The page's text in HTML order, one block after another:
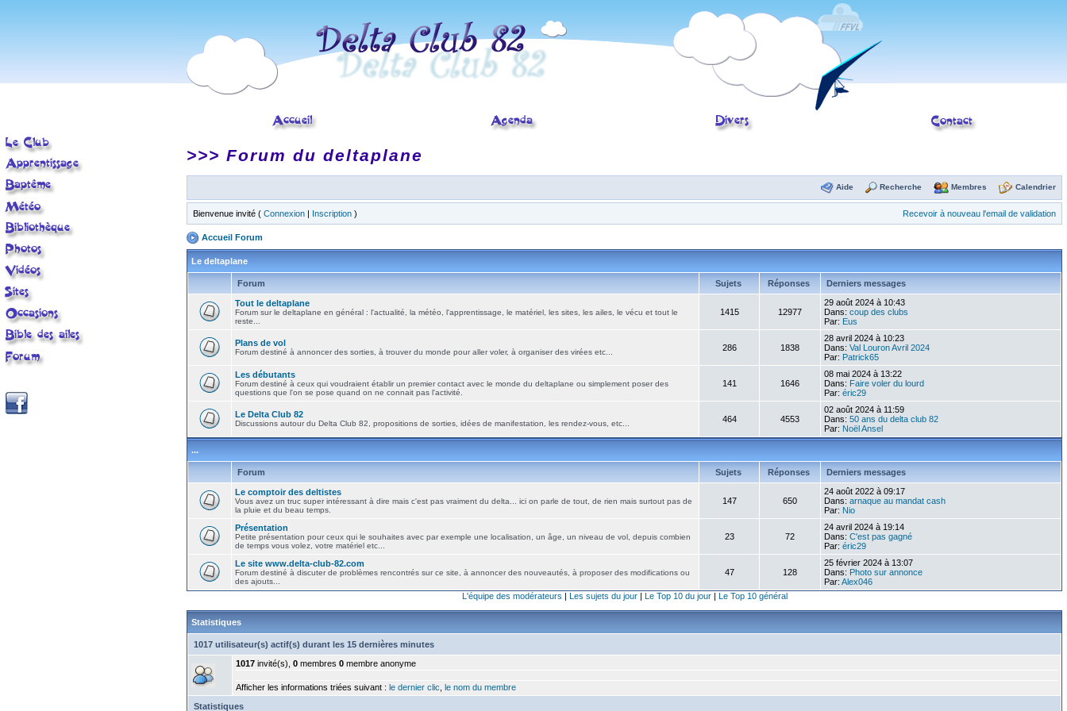
>>> Forum du deltaplane
Aide Recherche Membres Calendrier
Bienvenue invité ( Connexion | Inscription ) Recevoir à nouveau l'email de validation
Accueil Forum
Le deltaplane
Forum Sujets Réponses Derniers messages
Tout le deltaplane
Forum sur le deltaplane en général : l'actualité, la météo, l'apprentissage, le matériel, les sites, les ailes, le vécu et tout le
reste...
1415 12977
29 août 2024 à 10:43
Dans: coup des clubs
Par: Eus
Plans de vol
Forum destiné à annoncer des sorties, à trouver du monde pour aller voler, à organiser des virées etc... 286 1838
28 avril 2024 à 10:23
Dans: Val Louron Avril 2024
Par: Patrick65
Les débutants
Forum destiné à ceux qui voudraient établir un premier contact avec le monde du deltaplane ou simplement poser des
questions que l'on se pose quand on ne connait pas l'activité.
141 1646
08 mai 2024 à 13:22
Dans: Faire voler du lourd
Par: éric29
Le Delta Club 82
Discussions autour du Delta Club 82, propositions de sorties, idées de manifestation, les rendez-vous, etc... 464 4553
02 août 2024 à 11:59
Dans: 50 ans du delta club 82
Par: Noël Ansel
...
Forum Sujets Réponses Derniers messages
Le comptoir des deltistes
Vous avez un truc super intéressant à dire mais c'est pas vraiment du delta... ici on parle de tout, de rien mais surtout pas de
la pluie et du beau temps.
147 650
24 août 2022 à 09:17
Dans: arnaque au mandat cash
Par: Nio
Présentation
Petite présentation pour ceux qui le souhaites avec par exemple une localisation, un âge, un niveau de vol, depuis combien
de temps vous volez, votre matériel etc...
23 72
24 avril 2024 à 19:14
Dans: C'est pas gagné
Par: éric29
Le site www.delta-club-82.com
Forum destiné à discuter de problèmes rencontrés sur ce site, à annoncer des nouveautés, à proposer des modifications ou
des ajouts...
47 128
25 février 2024 à 13:07
Dans: Photo sur annonce
Par: Alex046
L'équipe des modérateurs | Les sujets du jour| Le Top 10 du jour| Le Top 10 général
Statistiques
1017 utilisateur(s) actif(s) durant les 15 dernières minutes
1017 invité(s), 0 membres 0 membre anonyme
Afficher les informations triées suivant : le dernier clic le nom du membre
Statistiques